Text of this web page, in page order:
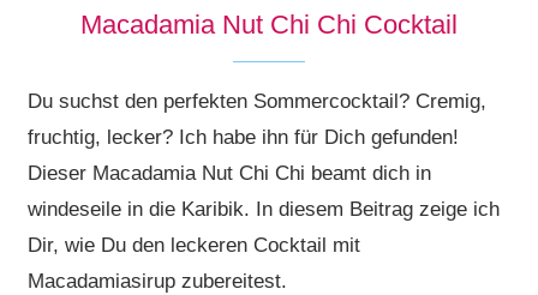
Macadamia Nut Chi Chi Cocktail
Du suchst den perfekten Sommercocktail? Cremig,
fruchtig, lecker? Ich habe ihn für Dich gefunden!
Dieser Macadamia Nut Chi Chi beamt dich in
windeseile in die Karibik. In diesem Beitrag zeige ich
Dir, wie Du den leckeren Cocktail mit
Macadamiasirup zubereitest.